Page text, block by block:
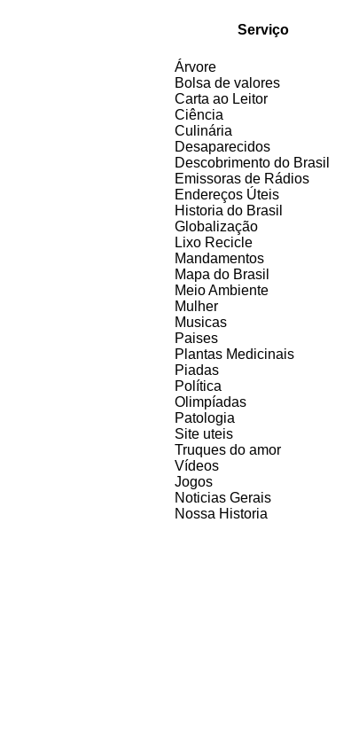
Serviço
Árvore
Bolsa de valores
Carta ao Leitor
Ciência
Culinária
Desaparecidos
Descobrimento do Brasil
Emissoras de Rádios
Endereços Úteis
Historia do Brasil
Globalização
Lixo Recicle
Mandamentos
Mapa do Brasil
Meio Ambiente
Mulher
Musicas
Paises
Plantas Medicinais
Piadas
Política
Olimpíadas
Patologia
Site uteis
Truques do amor
Vídeos
Jogos
Noticias Gerais
Nossa Historia